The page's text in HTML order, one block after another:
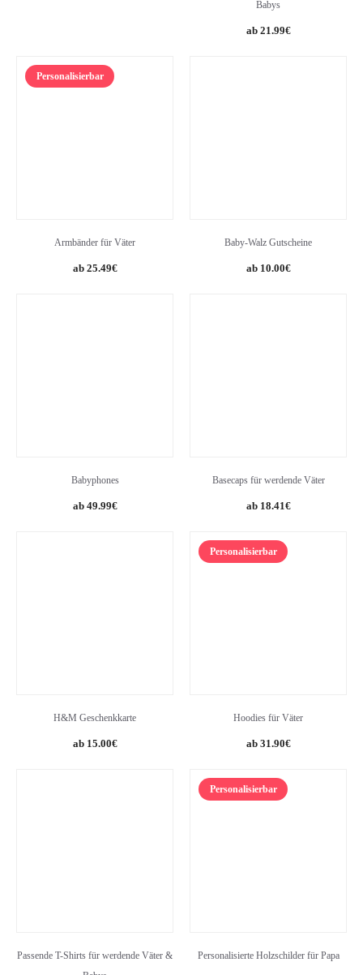
Babys
Original
21.99€Current
Personalisierbar
Armbänder für Väter
25.49€
Baby-Walz Gutscheine
10.00€
Babyphones
Original
49.99€Current
Basecaps für werdende Väter
18.41€
H&M Geschenkkarte
15.00€
Personalisierbar
Hoodies für Väter
31.90€
Passende T-Shirts für werdende Väter &
Personalisierbar
Personalisierte Holzschilder für Papa